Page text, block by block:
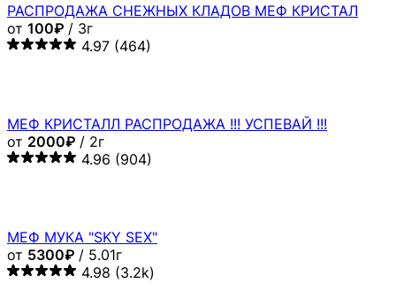
РАСПРОДАЖА СНЕЖНЫХ КЛАДОВ МЕФ КРИСТАЛ
от 100₽ / 3г
4.97 (464)
МЕФ КРИСТАЛЛ РАСПРОДАЖА !!! УСПЕВАЙ !!!
от 2000₽ / 2г
4.96 (904)
МЕФ МУКА "SKY SEX"
от 5300₽ / 5.01г
4.98 (3.2k)